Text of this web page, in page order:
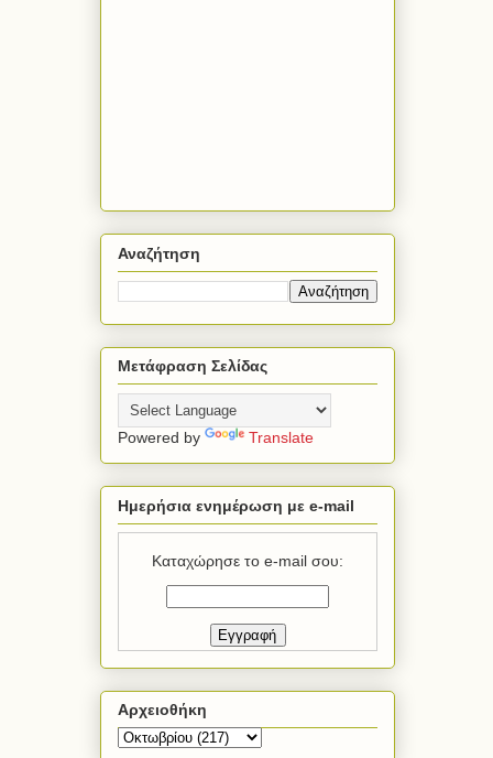
Αναζήτηση
Μετάφραση Σελίδας
Powered by Translate
Ημερήσια ενημέρωση με e-mail
Καταχώρησε το e-mail σου:
Αρχειοθήκη